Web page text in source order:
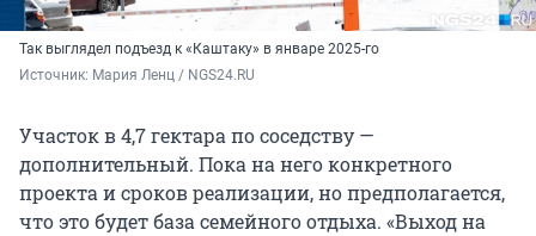
Так выглядел подъезд к «Каштаку» в январе 2025-го
Источник: Мария Ленц / NGS24.RU
Участок в 4,7 гектара по соседству —
дополнительный. Пока на него конкретного
проекта и сроков реализации, но предполагается,
что это будет база семейного отдыха. «Выход на